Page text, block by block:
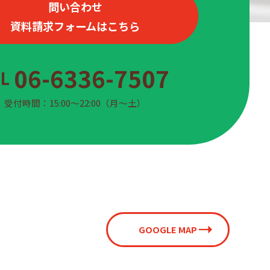
問い合わせ
資料請求フォームはこちら
06-6336-7507
受付時間：15:00〜22:00（月〜土）
GOOGLE MAP